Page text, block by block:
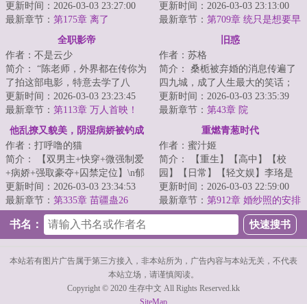
子，为江家奉献了自己的一辈
子。
更新时间：2026-03-03 23:27:00
最新章节： 第175章 离了 她小心翼翼的藏着脑子里还在运...
更新时间：2026-03-03 23:13:00
最新章节： 第709章 统只是想要早
全职影帝
作者：不是云少
简介： “陈老师，外界都在传你为
了拍这部电影，特意去学了八
极，还拿了一个冠军，这消息是
真的吗...
更新时间：2026-03-03 23:23:45
最新章节： 第113章 万人首映！
旧惑
作者：苏格
简介： 桑栀被弃婚的消息传遍了
四九城，成了人生最大的笑话；
傅西洲在婚礼上白捡一个新娘，
成了当...
更新时间：2026-03-03 23:35:39
最新章节： 第43章 院
他乱撩又貌美，阴湿病娇被钓成
狗
作者：打呼噜的猫
简介： 【双男主+快穿+微强制爱
+病娇+强取豪夺+囚禁定位】\n郁
尧，胆小又爱撩，撩完又爱跑...
更新时间：2026-03-03 23:34:53
最新章节： 第335章 苗疆蛊26
重燃青葱时代
作者：蜜汁姬
简介： 【重生】【高中】【校
园】【日常】【轻文娱】李珞是
一名35岁的无业……灵活就业
者。
更新时间：2026-03-03 22:59:00
最新章节： 第912章 婚纱照的安排
书名：
本站若有图片广告属于第三方接入，非本站所为，广告内容与本站无关，不代表
本站立场，请谨慎阅读。
Copyright © 2020 生存中文 All Rights Reserved.kk
SiteMap